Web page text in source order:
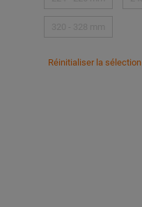
Réinitialiser la sélection